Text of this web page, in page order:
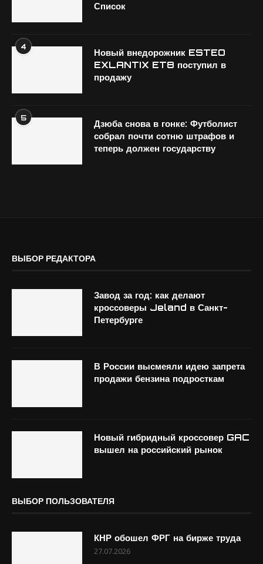
Список
4
Новый внедорожник ESTEO
EXLANTIX ET8 поступил в
продажу
5
Дзюба снова в гонке: Футболист
собрал почти сотню штрафов и
теперь должен государству
ВЫБОР РЕДАКТОРА
Завод за год: как делают
кроссоверы Jeland в Санкт-
Петербурге
В России высмеяли идею запрета
продажи бензина подросткам
Новый гибридный кроссовер GAC
вышел на российский рынок
ВЫБОР ПОЛЬЗОВАТЕЛЯ
КНР обошел ФРГ на бирже труда
27.07.2026